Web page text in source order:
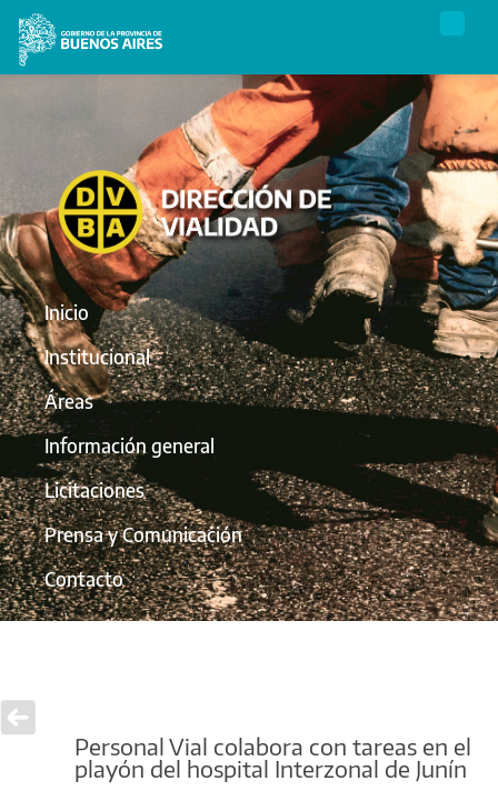
Inicio
Institucional
Áreas
Información general
Licitaciones
Prensa y Comunicación
Contacto
Personal Vial colabora con tareas en el
playón del hospital Interzonal de Junín